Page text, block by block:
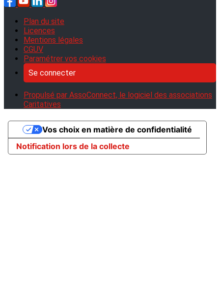
Plan du site
Licences
Mentions légales
CGUV
Paramétrer vos cookies
Se connecter
Propulsé par AssoConnect, le logiciel des associations
Caritatives
Notification lors de la collecte
Vos choix en matière de confidentialité